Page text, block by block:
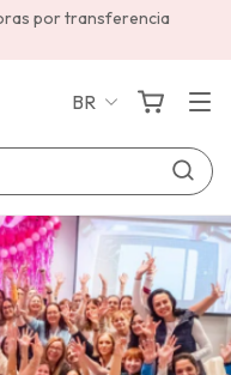
por transferencia
BR